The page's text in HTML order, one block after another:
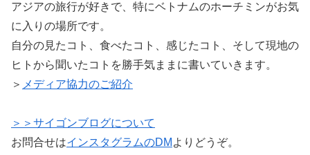
アジアの旅行が好きで、特にベトナムのホーチミンがお気
に入りの場所です。
自分の見たコト、食べたコト、感じたコト、そして現地の
ヒトから聞いたコトを勝手気ままに書いていきます。
＞ メディア協力のご紹介
＞＞サイゴンブログについて
お問合せはインスタグラムのDM よりどうぞ。